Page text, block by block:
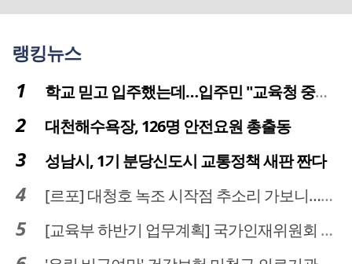
랭킹뉴스
학교 믿고 입주했는데…입주민 "교육청 중재 나서라"
대천해수욕장, 126명 안전요원 총출동
성남시, 1기 분당신도시 교통정책 새판 짠다
[르포] 대청호 녹조 시작점 추소리 가보니…걷어내도 짙은 초록빛
[교육부 하반기 업무계획] 국가인재위원회 신설… 거점국립대 3곳 성장엔진·AI 분야 패키지 지원